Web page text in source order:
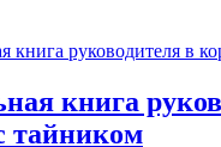
книга
тайником